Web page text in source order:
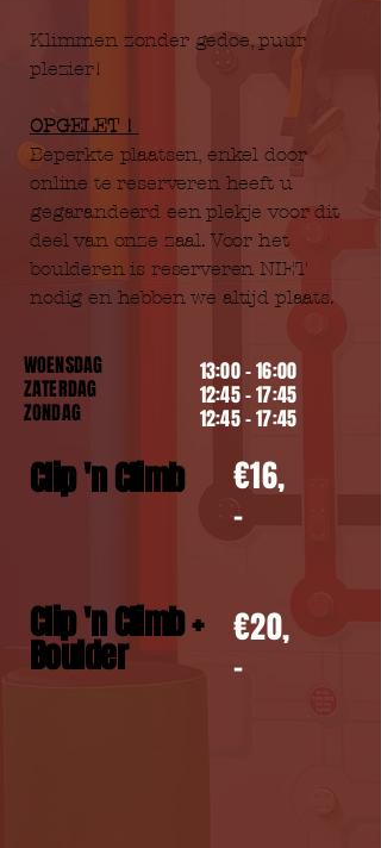
Klimmen zonder gedoe, puur
plezier!
OPGELET !
Beperkte plaatsen, enkel door
online te reserveren heeft u
gegarandeerd een plekje voor dit
deel van onze zaal. Voor het
boulderen is reserveren NIET
nodig en hebben we altijd plaats.
WOENSDAG
ZATERDAG
ZONDAG
13:00 - 16:00
12:45 - 17:45
12:45 - 17:45
€16,
-
Clip 'n Climb
€20,
-
Clip 'n Climb +
Boulder